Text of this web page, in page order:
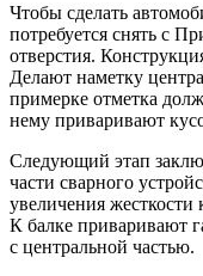
Чтобы сделать
потребуется снять с
отверстия.
Делают наметку
примерке отметка
нему приваривают
Следующий этап
части сварного
увеличения жесткости
К балке приваривают
с центральной частью.